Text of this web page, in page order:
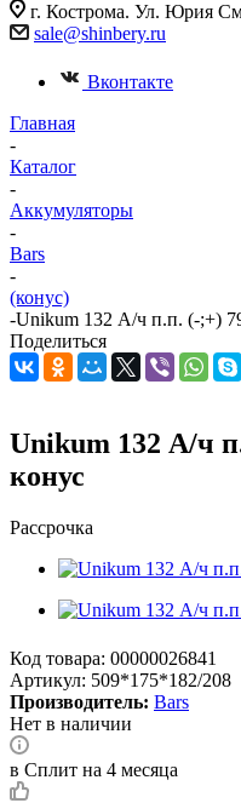
г. Кострома. Ул. Юрия
sale@shinbery.ru
Вконтакте
Главная
-
Каталог
-
Аккумуляторы
-
Bars
-
(конус)
-Unikum 132 А/ч п.п. (-;+)
Поделиться
Unikum 132 А/ч
конус
Рассрочка
Код товара: 00000026841
Артикул: 509*175*182/208
Производитель: Bars
Нет в наличии
в Сплит на 4 месяца